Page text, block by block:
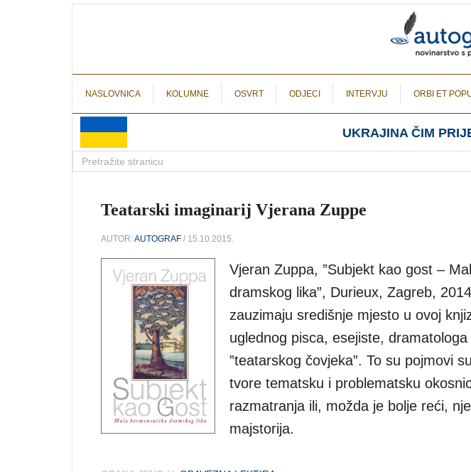
NASLOVNICA KOLUMNE OSVRT ODJECI INTERVJU ORBI ET
UKRAJINA ČIM
Teatarski imaginarij Vjerana Zuppe
AUTOR:AUTOGRAF / 15.10.2015.
Vjeran Zuppa, ”Subjekt kao gost –
dramskog lika”, Durieux, Zagreb,
zauzimaju središnje mjesto u ovoj
uglednog pisca, esejiste,
”teatarskog čovjeka”. To su pojmovi
tvore tematsku i problematsku
razmatranja ili, možda je bolje reći,
majstorija.